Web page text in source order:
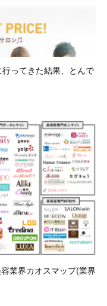
ってきた結果、とんで
業界カオスマップ(業界